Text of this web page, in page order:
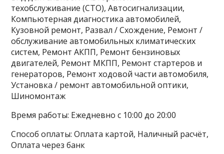
техобслуживание (СТО), Автосигнализации,
Компьютерная диагностика автомобилей,
Кузовной ремонт, Развал / Схождение, Ремонт /
обслуживание автомобильных климатических
систем, Ремонт АКПП, Ремонт бензиновых
двигателей, Ремонт МКПП, Ремонт стартеров и
генераторов, Ремонт ходовой части автомобиля,
Установка / ремонт автомобильной оптики,
Шиномонтаж
Время работы: Ежедневно с 10:00 до 20:00
Способ оплаты: Оплата картой, Наличный расчёт,
Оплата через банк